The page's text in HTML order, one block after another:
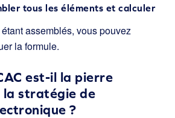
tous les éléments et calculer
assemblés, vous pouvez
la formule.
est-il la pierre
la stratégie de
?